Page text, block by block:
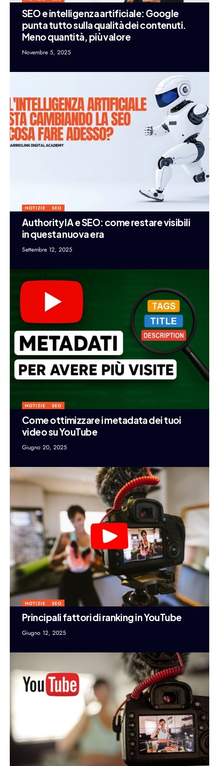
SEO e intelligenza artificiale: Google
punta tutto sulla qualità dei contenuti.
Meno quantità, più valore
Novembre 5, 2025
NOTIZIE SEO
Authority IA e SEO: come restare visibili
in questa nuova era
Settembre 12, 2025
NOTIZIE SEO
Come ottimizzare i metadata dei tuoi
video su YouTube
Giugno 20, 2025
NOTIZIE SEO
Principali fattori di ranking in YouTube
Giugno 12, 2025